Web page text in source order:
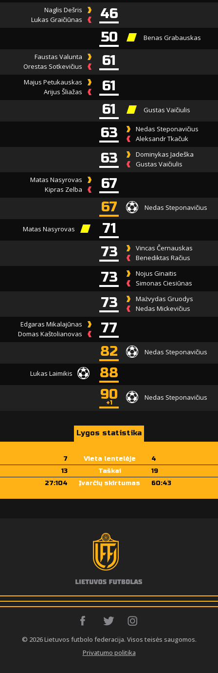
Naglis Dešris
Lukas Graičiūnas
46
50
Benas Grabauskas
Faustas Valunta
Orestas Sotkevičius
61
Majus Petukauskas
Arijus Šliažas
61
61
Gustas Vaičiulis
63
Nedas Steponavičius
Aleksandr Tkačuk
63
Dominykas Jadeška
Gustas Vaičiulis
Matas Nasyrovas
Kipras Zelba
67
67
Nedas Steponavičius
Matas Nasyrovas
71
73
Vincas Černauskas
Benediktas Račius
73
Nojus Ginaitis
Simonas Ciesiūnas
73
Mażvydas Gruodys
Nedas Mickevičius
Edgaras Mikalajūnas
Domas Kaštolianovas
77
82
Nedas Steponavičius
Lukas Laimikis
88
90
+1
Nedas Steponavičius
Lygos statistika
7 Vieta lentelėje
4
13
Taškai
19
27:104
Įvarčių skirtumas 60:43
© 2026 Lietuvos futbolo federacija. Visos teisės saugomos.
Privatumo politika